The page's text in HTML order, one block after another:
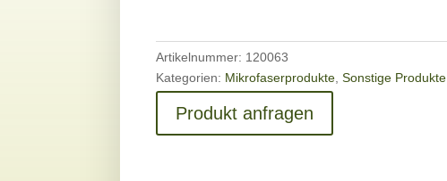
Artikelnummer: 120063
Kategorien: Mikrofaserprodukte ,Sonstige Produkte
Produkt anfragen